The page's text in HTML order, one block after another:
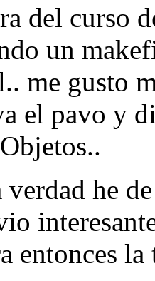
del curso
un
me gusto
el pavo y
he
entonces